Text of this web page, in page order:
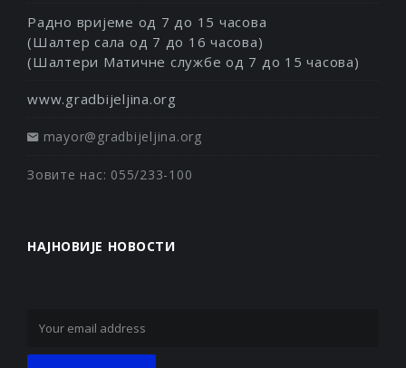
Радно вријеме од 7 до 15 часова
(Шалтер сала од 7 до 16 часова)
(Шалтери Матичне службе од 7 до 15 часова)
www.gradbijeljina.org
mayor@gradbijeljina.org
Зовите нас: 055/233-100
НАЈНОВИЈЕ НОВОСТИ